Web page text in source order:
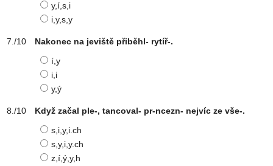
y,í,s,i
i,y,s,y
Nakonec na jeviště přiběhl- rytíř-.
í,y
i,i
y,ý
Když začal ple-, tancoval- pr-ncezn- nejvíc ze vše-.
s,i,y,i.ch
s,y,i,y.ch
z,í,ý,y,h